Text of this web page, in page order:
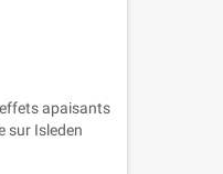
apaisants
sur Isleden